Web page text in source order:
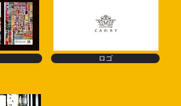
ロゴ